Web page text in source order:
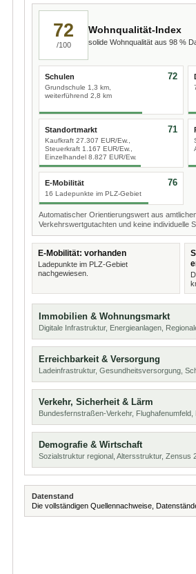
72
/100
Wohnqualität-Index
solide Wohnqualität aus 98 %
Schulen
Grundschule 1,3 km,
weiterführend 2,8 km
72
Standortmarkt
Kaufkraft 27.307 EUR/Ew.,
Steuerkraft 1.167 EUR/Ew.,
Einzelhandel 8.827 EUR/Ew.
71
E-Mobilität
16 Ladepunkte im PLZ-Gebiet
76
Automatischer Orientierungswert aus
Verkehrswertgutachten und keine individuelle
E-Mobilität: vorhanden
Ladepunkte im PLZ-Gebiet
nachgewiesen.
Immobilien & Wohnungsmarkt
Digitale Infrastruktur, Energieanlagen,
Erreichbarkeit & Versorgung
Ladeinfrastruktur, Gesundheitsversorgung,
Verkehr, Sicherheit & Lärm
Bundesfernstraßen-Verkehr, Flughafenumfeld,
Demografie & Wirtschaft
Sozialstruktur regional, Altersstruktur, Zensus
Datenstand
Die vollständigen Quellennachweise,